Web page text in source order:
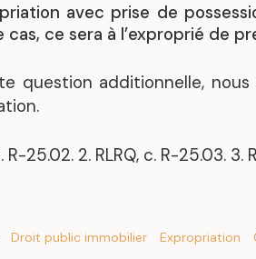
avec prise de
cas, ce sera à l’exproprié de
question additionnelle,
R-25.02. 2. RLRQ, c. R-25.03. 3.
Droit public immobilier Expropriation